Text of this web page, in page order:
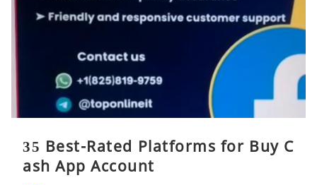
35 Best-Rated Platforms for Buy C
ash App Account